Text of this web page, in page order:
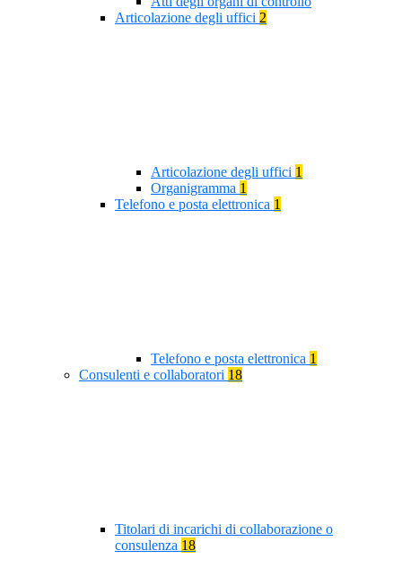
Articolazione degli uffici 2
Articolazione degli uffici 1
Organigramma 1
Telefono e posta elettronica 1
Telefono e posta elettronica 1
Consulenti e collaboratori 18
Titolari di incarichi di collaborazione o
consulenza 18